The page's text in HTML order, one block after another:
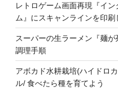
レトロゲーム画面再現『イ
ム』にスキャンラインを印
スーパーの生ラーメン『麺
調理手順
アボカド水耕栽培(ハイドロ
ル/ 食べたら種を育てよう